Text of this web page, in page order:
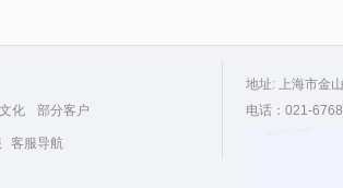
化 部分客户
客服导航
地址: 上海市金
电话：021-